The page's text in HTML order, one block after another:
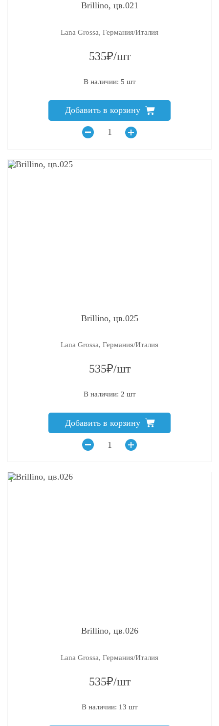
Brillino, цв.021
Lana Grossa, Германия/Италия
535₽/шт
В наличии: 5 шт
Добавить в корзину
q
Brillino, цв.025
Lana Grossa, Германия/Италия
535₽/шт
В наличии: 2 шт
Добавить в корзину
q
Brillino, цв.026
Lana Grossa, Германия/Италия
535₽/шт
В наличии: 13 шт